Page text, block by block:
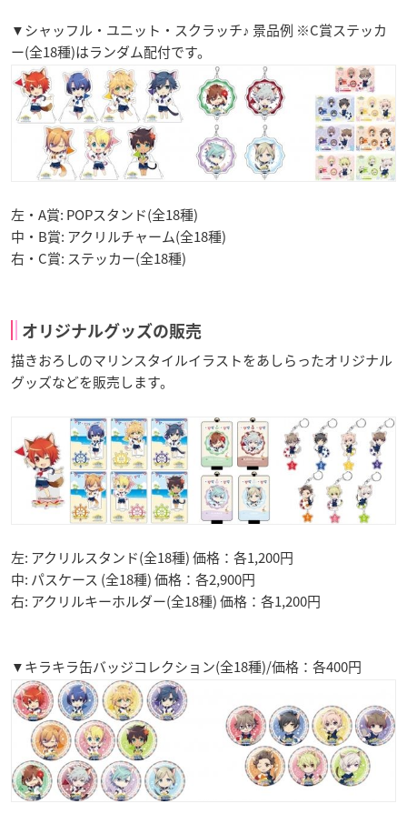
▼シャッフル・ユニット・スクラッチ♪ 景品例 ※C賞ステッカ
ー(全18種)はランダム配付です。
左・A賞: POPスタンド(全18種)
中・B賞: アクリルチャーム(全18種)
右・C賞: ステッカー(全18種)
オリジナルグッズの販売
描きおろしのマリンスタイルイラストをあしらったオリジナル
グッズなどを販売します。
左: アクリルスタンド(全18種) 価格：各1,200円
中: パスケース (全18種) 価格：各2,900円
右: アクリルキーホルダー(全18種) 価格：各1,200円
▼キラキラ缶バッジコレクション(全18種)/価格：各400円